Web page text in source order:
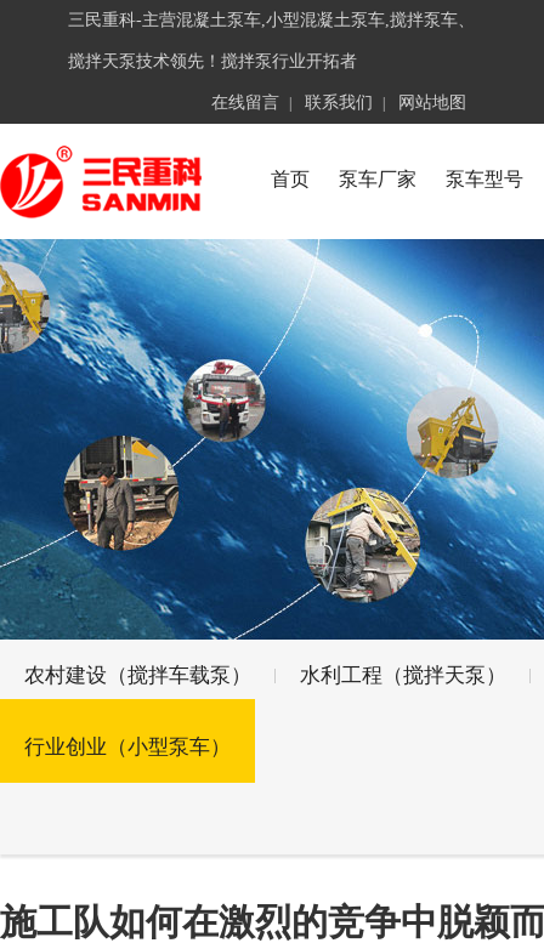
三民重科-主营混凝土泵车,小型混凝土泵车,搅拌泵车、
搅拌天泵技术领先！搅拌泵行业开拓者
在线留言 联系我们 网站地图
首页 泵车厂家 泵车型号
农村建设（搅拌车载泵） 水利工程（搅拌天泵）
行业创业（小型泵车）
施工队如何在激烈的竞争中脱颖